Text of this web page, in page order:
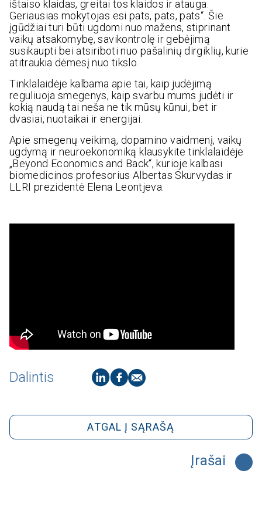
ištaiso klaidas, greitai tos klaidos ir atauga.
Geriausias mokytojas esi pats, pats, pats“. Šie
įgūdžiai turi būti ugdomi nuo mažens, stiprinant
vaikų atsakomybę, savikontrolę ir gebėjimą
susikaupti bei atsiriboti nuo pašalinių dirgiklių, kurie
atitraukia dėmesį nuo tikslo.
Tinklalaidėje kalbama apie tai, kaip judėjimą
reguliuoja smegenys, kaip svarbu mums judėti ir
kokią naudą tai neša ne tik mūsų kūnui, bet ir
dvasiai, nuotaikai ir energijai.
Apie smegenų veikimą, dopamino vaidmenį, vaikų
ugdymą ir neuroekonomiką klausykite tinklalaidėje
„Beyond Economics and Back“, kurioje kalbasi
biomedicinos profesorius Albertas Skurvydas ir
LLRI prezidentė Elena Leontjeva.
Dalintis
ATGAL Į SĄRAŠĄ
Įrašai